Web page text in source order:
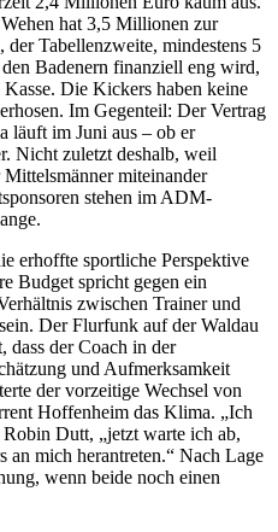
hat 3,5 Millionen zur
Tabellenzweite, mindestens 5
Badenern finanziell eng wird,
Die Kickers haben keine
Im Gegenteil: Der Vertrag
läuft im Juni aus – ob er
Nicht zuletzt deshalb, weil
miteinander
stehen im ADM-
erhoffte sportliche Perspektive
Budget spricht gegen ein
zwischen Trainer und
Der Flurfunk auf der Waldau
dass der Coach in der
und Aufmerksamkeit
der vorzeitige Wechsel von
Hoffenheim das Klima. „Ich
Dutt, „jetzt warte ich ab,
mich herantreten.“ Nach Lage
wenn beide noch einen